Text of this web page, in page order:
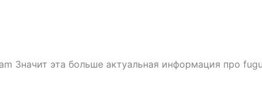
эта больше актуальная информация про